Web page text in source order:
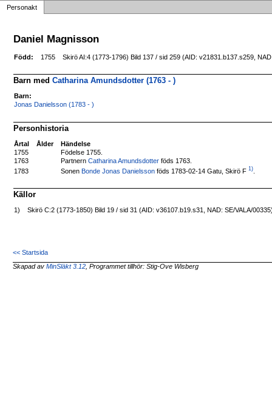
Personakt
Daniel Magnisson
Född: 1755 Skirö AI:4 (1773-1796) Bild 137 / sid 259 (AID: v21831.b137.s259,
Barn medCatharina Amundsdotter (1763 - )
Barn:
Jonas Danielsson (1783 - )
Personhistoria
Årtal Ålder
Händelse
1755
Födelse 1755.
1763
PartnernCatharina Amundsdotter föds 1763.
1783
SonenBonde Jonas Danielsson föds 1783-02-14 Gatu, Skirö F 1)
Källor
1) Skirö C:2 (1773-1850) Bild 19 / sid 31 (AID: v36107.b19.s31, NAD: SE/VALA/
<< Startsida
Skapad avMinSläkt 3.12 , Programmet tillhör: Stig-Ove Wisberg